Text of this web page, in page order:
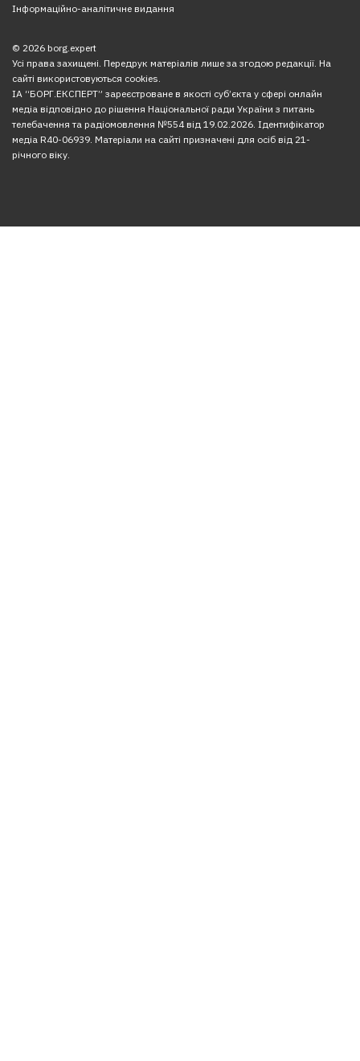
Інформаційно-аналітичне видання
© 2026 borg.expert
Усі права захищені. Передрук матеріалів лише за згодою редакції. На
сайті використовуються cookies.
ІА “БОРГ.ЕКСПЕРТ” зареєстроване в якості суб’єкта у сфері онлайн
медіа відповідно до рішення Національної ради України з питань
телебачення та радіомовлення №554 від 19.02.2026. Ідентифікатор
медіа R40-06939. Матеріали на сайті призначені для осіб від 21-
річного віку.